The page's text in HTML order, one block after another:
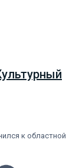
к областной